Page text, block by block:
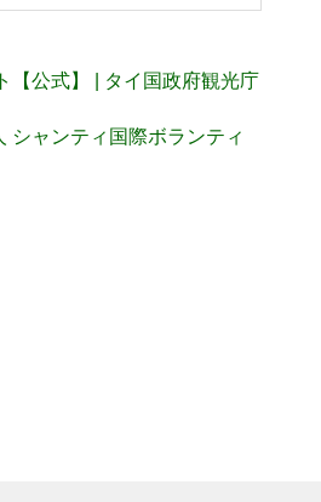
【公式】 | タイ国政府観光庁
シャンティ国際ボランティ